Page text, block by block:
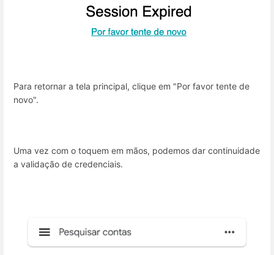
Para retornar a tela principal, clique em "Por favor tente de
novo".
Uma vez com o toquem em mãos, podemos dar continuidade
a validação de credenciais.